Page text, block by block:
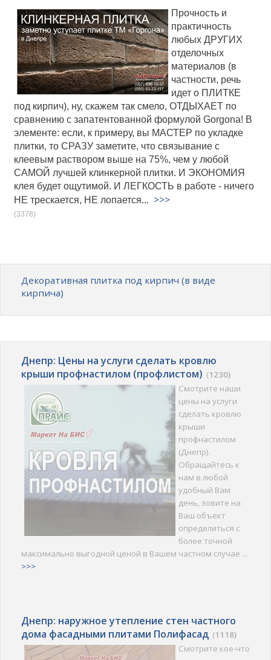
Прочность и
практичность
любых ДРУГИХ
отделочных
материалов (в
частности, речь
идет о ПЛИТКЕ
под кирпич), ну, скажем так смело, ОТДЫХАЕТ по
сравнению с запатентованной формулой Gorgona! В
элементе: если, к примеру, вы МАСТЕР по укладке
плитки, то СРАЗУ заметите, что связывание с
клеевым раствором выше на 75%, чем у любой
САМОЙ лучшей клинкерной плитки. И ЭКОНОМИЯ
клея будет ощутимой. И ЛЕГКОСТЬ в работе - ничего
НЕ трескается, НЕ лопается... >>>
(3378)
Декоративная плитка под кирпич (в виде
кирпича)
Днепр: Цены на услуги сделать кровлю
крыши профнастилом (профлистом) (1230)
Смотрите наши
цены на услуги
сделать кровлю
крыши
профнастилом
(Днепр).
Обращайтесь к
нам в любой
удобный Вам
день, зовите на
Ваш объект
определиться с
более точной
максимально выгодной ценой в Вашем частном случае ...
>>>
Днепр: наружное утепление стен частного
дома фасадными плитами Полифасад (1118)
Смотрите кое-что